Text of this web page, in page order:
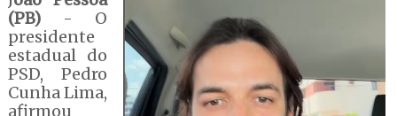
(PB)- O
presidente
estadual do
PSD, Pedro
Cunha Lima,
afirmou